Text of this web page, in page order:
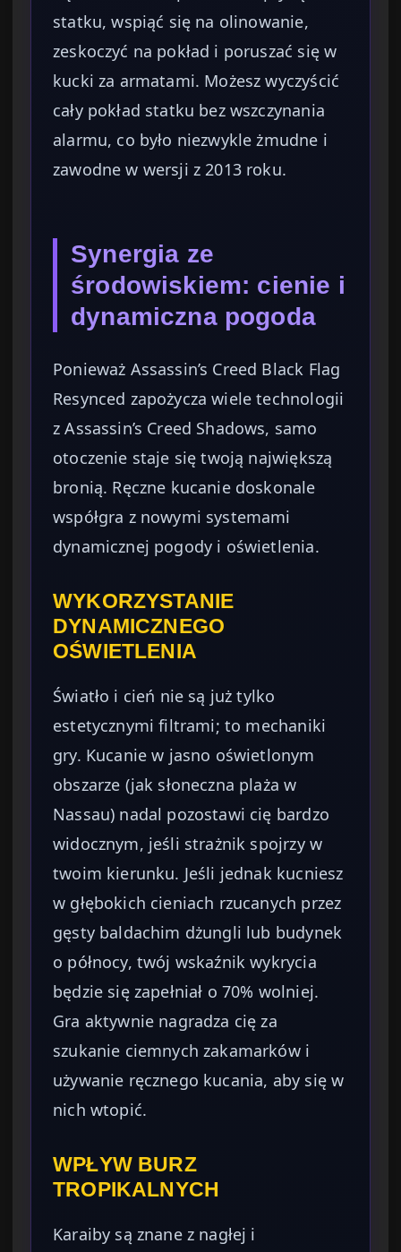
statku, wspiąć się na olinowanie,
zeskoczyć na pokład i poruszać się w
kucki za armatami. Możesz wyczyścić
cały pokład statku bez wszczynania
alarmu, co było niezwykle żmudne i
zawodne w wersji z 2013 roku.
Synergia ze
środowiskiem: cienie i
dynamiczna pogoda
Ponieważ Assassin’s Creed Black Flag
Resynced zapożycza wiele technologii
z Assassin’s Creed Shadows, samo
otoczenie staje się twoją największą
bronią. Ręczne kucanie doskonale
współgra z nowymi systemami
dynamicznej pogody i oświetlenia.
WYKORZYSTANIE
DYNAMICZNEGO
OŚWIETLENIA
Światło i cień nie są już tylko
estetycznymi filtrami; to mechaniki
gry. Kucanie w jasno oświetlonym
obszarze (jak słoneczna plaża w
Nassau) nadal pozostawi cię bardzo
widocznym, jeśli strażnik spojrzy w
twoim kierunku. Jeśli jednak kucniesz
w głębokich cieniach rzucanych przez
gęsty baldachim dżungli lub budynek
o północy, twój wskaźnik wykrycia
będzie się zapełniał o 70% wolniej.
Gra aktywnie nagradza cię za
szukanie ciemnych zakamarków i
używanie ręcznego kucania, aby się w
nich wtopić.
WPŁYW BURZ
TROPIKALNYCH
Karaiby są znane z nagłej i